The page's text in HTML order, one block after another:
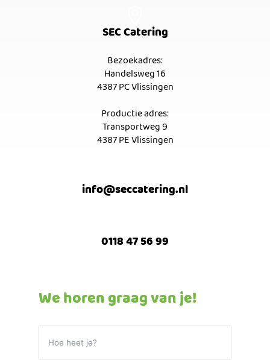
SEC Catering
Bezoekadres:
Handelsweg 16
4387 PC Vlissingen
Productie adres:
Transportweg 9
4387 PE Vlissingen
info@seccatering.nl
0118 47 56 99
We horen graag van je!